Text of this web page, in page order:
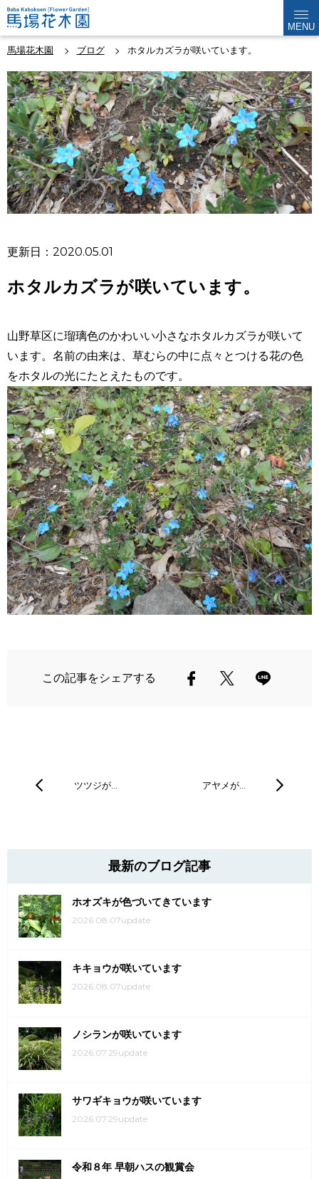
MENU
馬場花木園 ブログ ホタルカズラが咲いています。
更新日：2020.05.01
ホタルカズラが咲いています。
山野草区に瑠璃色のかわいい小さなホタルカズラが咲いて
います。名前の由来は、草むらの中に点々とつける花の色
をホタルの光にたとえたものです。
この記事をシェアする
ツツジが… アヤメが…
最新のブログ記事
ホオズキが色づいてきています
2026.08.07update
キキョウが咲いています
2026.08.07update
ノシランが咲いています
2026.07.29update
サワギキョウが咲いています
2026.07.29update
令和８年 早朝ハスの観賞会